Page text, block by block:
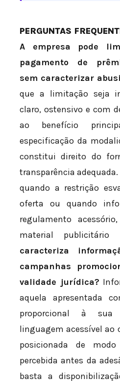
PERGUNTAS
A empresa pode
pagamento de
sem caracterizar
que a limitação seja
claro, ostensivo e com
ao benefício
especificação da
constitui direito do
transparência
quando a restrição
oferta ou quando
regulamento
material publicitário
caracteriza
campanhas
validade jurídica?
aquela apresentada
proporcional à sua
linguagem acessível ao
posicionada de
percebida antes da
basta a